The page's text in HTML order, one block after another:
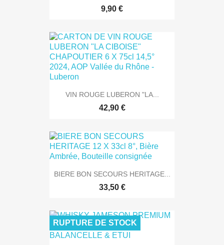
9,90 €
VIN ROUGE LUBERON "LA...
42,90 €
BIERE BON SECOURS HERITAGE...
33,50 €
RUPTURE DE STOCK